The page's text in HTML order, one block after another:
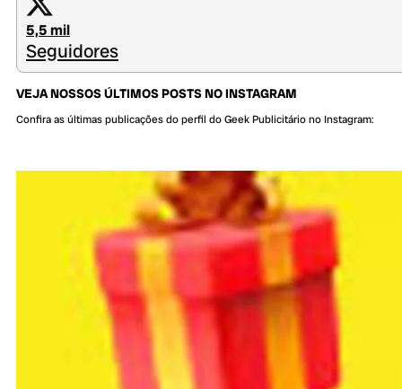
5,5 mil
Seguidores
VEJA NOSSOS ÚLTIMOS POSTS NO INSTAGRAM
Confira as últimas publicações do perfil do Geek Publicitário no Instagram: